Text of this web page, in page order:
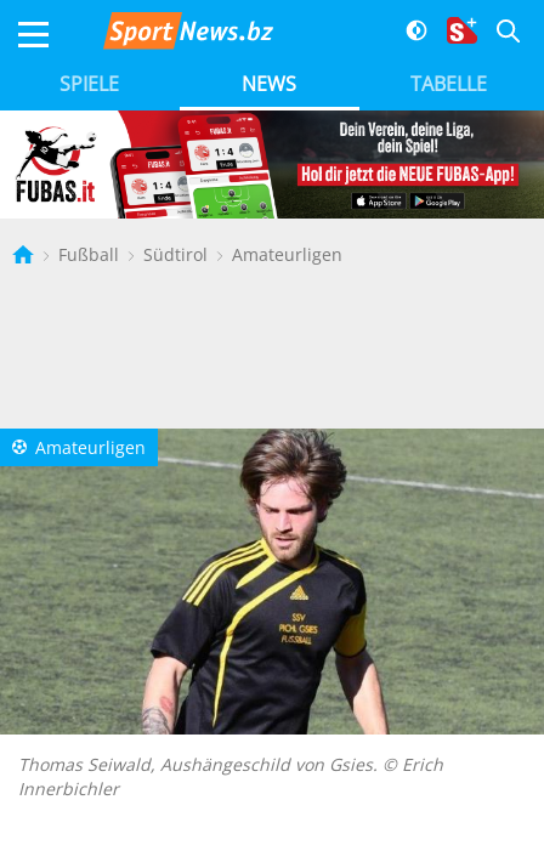
SPIELE NEWS TABELLE
Fußball Südtirol Amateurligen
a Amateurligen
Thomas Seiwald, Aushängeschild von Gsies. © Erich
Innerbichler